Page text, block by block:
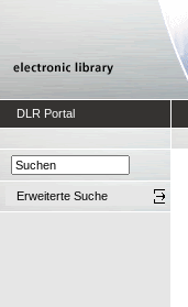
DLR Portal
Erweiterte Suche